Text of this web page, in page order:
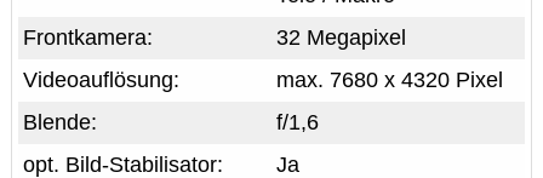
32 Megapixel
Frontkamera:
max. 7680 x 4320 Pixel
Videoauflösung:
f/1,6
Blende:
Ja
opt. Bild-Stabilisator: